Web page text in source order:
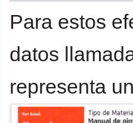
Para estos
datos
representa